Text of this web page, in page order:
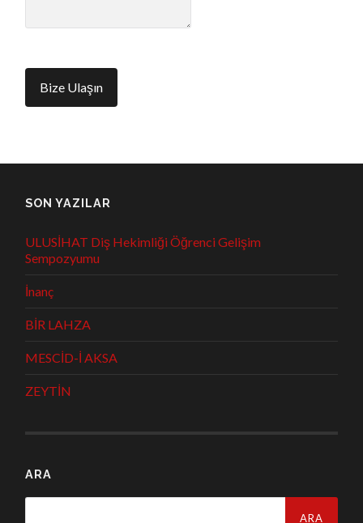
Bize Ulaşın
SON YAZILAR
ULUSİHAT Diş Hekimliği Öğrenci Gelişim
Sempozyumu
İnanç
BİR LAHZA
MESCİD-İ AKSA
ZEYTİN
ARA